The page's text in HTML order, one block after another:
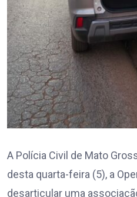
A Polícia Civil de Mato
desta quarta-feira (5), a
desarticular uma